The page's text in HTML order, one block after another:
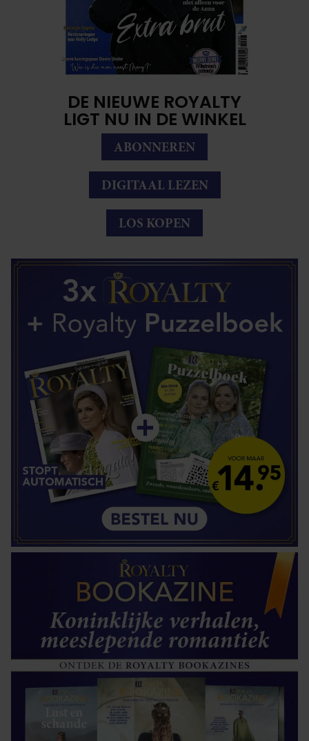
DE NIEUWE ROYALTY
LIGT NU IN DE WINKEL
ABONNEREN
DIGITAAL LEZEN
LOS KOPEN